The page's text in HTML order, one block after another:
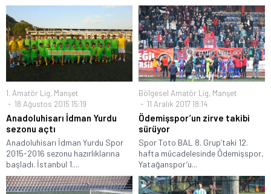
1. Amatör Lig, Manşet
18 Ağustos 2015 15:19
Anadoluhisarı İdman Yurdu
sezonu açtı
Anadoluhisarı İdman Yurdu Spor
2015-2016 sezonu hazırlıklarına
başladı. İstanbul 1....
Bölgesel Amatör Lig, Manşet
11 Aralık 2017 18:14
Ödemişspor’un zirve takibi
sürüyor
Spor Toto BAL 8. Grup’taki 12.
hafta mücadelesinde Ödemişspor,
Yatağanspor’u...